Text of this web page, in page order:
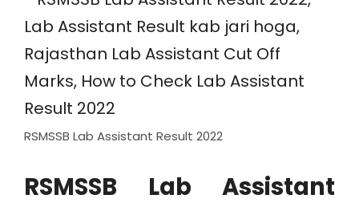
RSMSSB Lab Assistant Result 2022
RSMSSB Lab Assistant